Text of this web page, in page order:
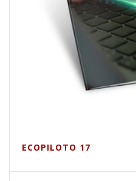
ECOPILOTO 17